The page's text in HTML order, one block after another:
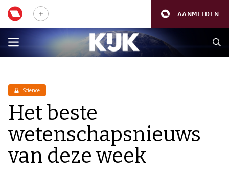
AANMELDEN
Science
Het beste
wetenschapsnieuws
van deze week